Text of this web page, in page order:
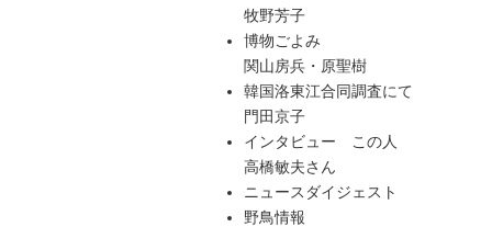
牧野芳子
博物ごよみ
関山房兵・原聖樹
韓国洛東江合同調査にて
門田京子
インタビュー この人
高橋敏夫さん
ニュースダイジェスト
野鳥情報